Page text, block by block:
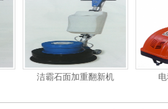
洁霸石面加重翻新机